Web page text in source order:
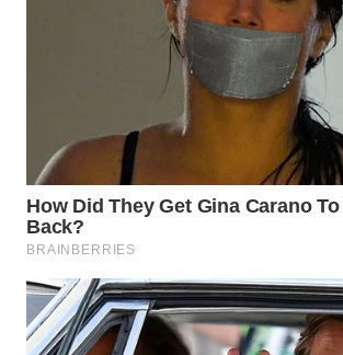
WN
MANDALIKA
WN
LIKUPANG
WN
LABUANBAJO